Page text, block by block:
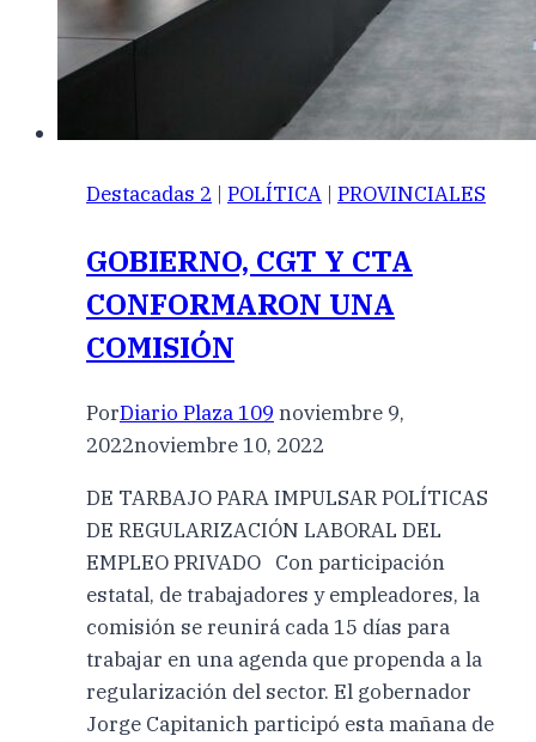
Destacadas 2 | POLÍTICA | PROVINCIALES
GOBIERNO, CGT Y CTA
CONFORMARON UNA
COMISIÓN
PorDiario Plaza 109 noviembre 9,
2022noviembre 10, 2022
DE TARBAJO PARA IMPULSAR POLÍTICAS
DE REGULARIZACIÓN LABORAL DEL
EMPLEO PRIVADO Con participación
estatal, de trabajadores y empleadores, la
comisión se reunirá cada 15 días para
trabajar en una agenda que propenda a la
regularización del sector. El gobernador
Jorge Capitanich participó esta mañana de